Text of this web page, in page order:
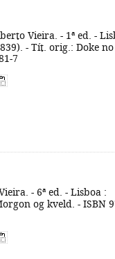
Vieira. - 1ª ed. -
- Tít. orig.: Doke no
7
- 6ª ed. - Lisboa :
og kveld. - ISBN